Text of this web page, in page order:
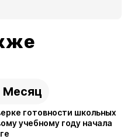
Месяц
готовности школьных
учебному году начала